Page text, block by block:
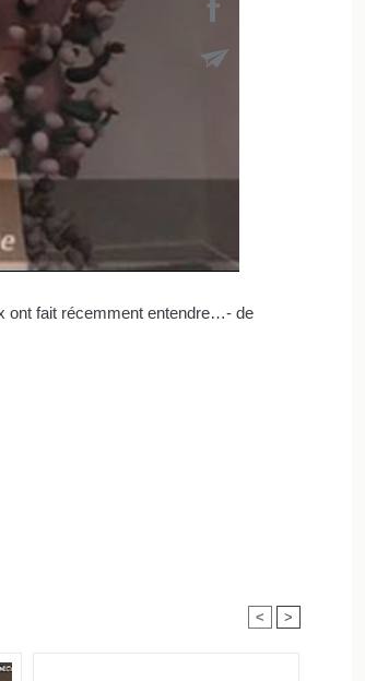
ont fait récemment entendre…- de
< >